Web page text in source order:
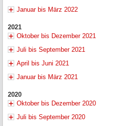
Januar bis März 2022
2021
Oktober bis Dezember 2021
Juli bis September 2021
April bis Juni 2021
Januar bis März 2021
2020
Oktober bis Dezember 2020
Juli bis September 2020